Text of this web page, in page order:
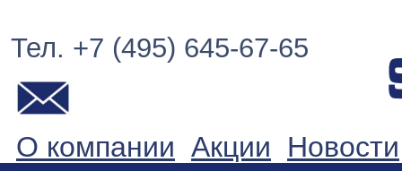
Тел. +7 (495) 645-67-65
О компании Акции Новости